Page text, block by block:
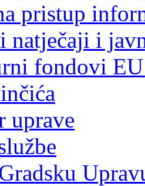
pristup
natječaji i
fondovi
uprave